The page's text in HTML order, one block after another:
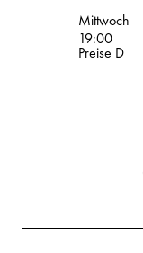
Volksoper
Mittwoch
19:00
Preise D